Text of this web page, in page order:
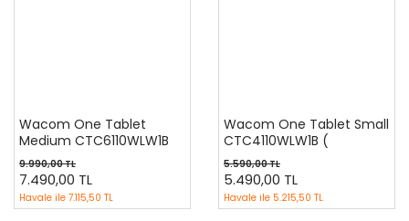
Wacom One Tablet
Medium CTC6110WLW1B
Bluetooth ve Kablolu
9.990,00 TL
7.490,00 TL
Havale ile 7.115,50 TL
Wacom One Tablet Small
CTC4110WLW1B (
Bluetooth ve Kablolu )
5.590,00 TL
5.490,00 TL
Havale ile 5.215,50 TL